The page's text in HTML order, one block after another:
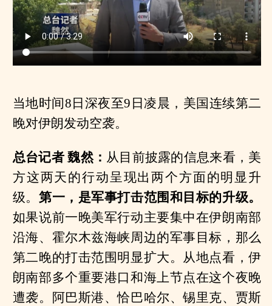
当地时间8日深夜至9日凌晨，美国连续第二
晚对伊朗发动空袭。
总台记者 魏然： 从目前披露的信息来看，美
方这两天的行动呈现出两个方面的明显升
级。第一，是军事打击范围和目标的升级。
如果说前一晚美军行动主要集中在伊朗南部
沿海、霍尔木兹海峡周边的军事目标，那么
第二晚的打击范围明显扩大。从地点看，伊
朗南部多个重要港口和海上节点在这个夜晚
遭袭。阿巴斯港、恰巴哈尔、锡里克、贾斯